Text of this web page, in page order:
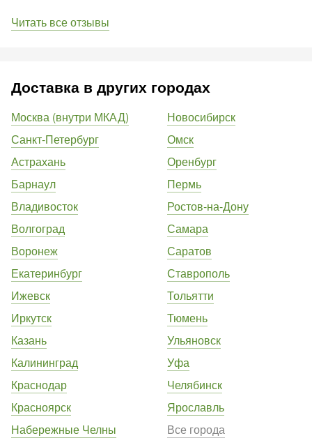
Читать все отзывы
Доставка в других городах
Москва (внутри МКАД)
Санкт-Петербург
Астрахань
Барнаул
Владивосток
Волгоград
Воронеж
Екатеринбург
Ижевск
Иркутск
Казань
Калининград
Краснодар
Красноярск
Набережные Челны
Новосибирск
Омск
Оренбург
Пермь
Ростов-на-Дону
Самара
Саратов
Ставрополь
Тольятти
Тюмень
Ульяновск
Уфа
Челябинск
Ярославль
Все города